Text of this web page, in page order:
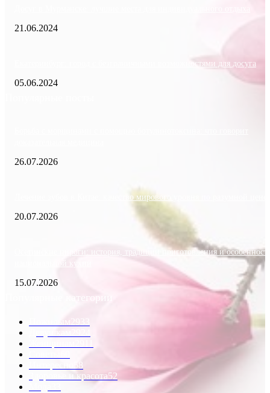
21.06.2024
Екатеринбург: город с безграничными возможностями для досуга
05.06.2024
26.07.2026
Лечение зубов в Китае: качество мирового уровня по разумной цене
20.07.2026
Осетинские пироги: история, традиции приготовления и
15.07.2026
Популярные категории
Пожилым
58
Здоровье и красота52